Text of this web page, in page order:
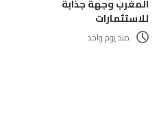
المغرب وجهة جذابة
للاستثمارات
منذ يوم واحد